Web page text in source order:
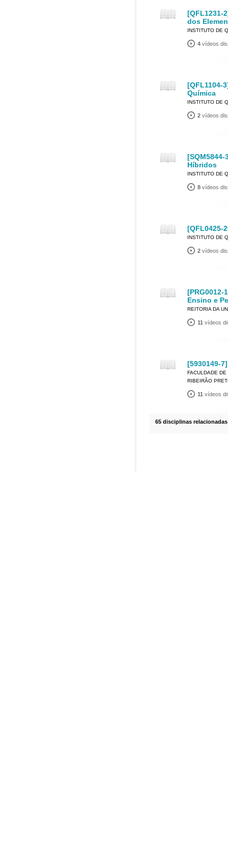
[QFL1231-
dos
INSTITUTO DE
4 vídeos
[QFL1104-
Química
INSTITUTO DE
2 vídeos
Híbridos
INSTITUTO DE
8 vídeos
[QFL0425-
INSTITUTO DE
2 vídeos
[PRG0012-
Ensino e
REITORIA DA
11 vídeos
[5930149-
FACULDADE
RIBEIRÃO
11 vídeos
65 disciplinas